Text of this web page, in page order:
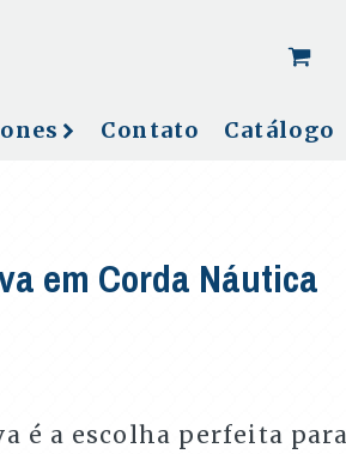
Contato Catálogo
em Corda Náutica
é a escolha perfeita para